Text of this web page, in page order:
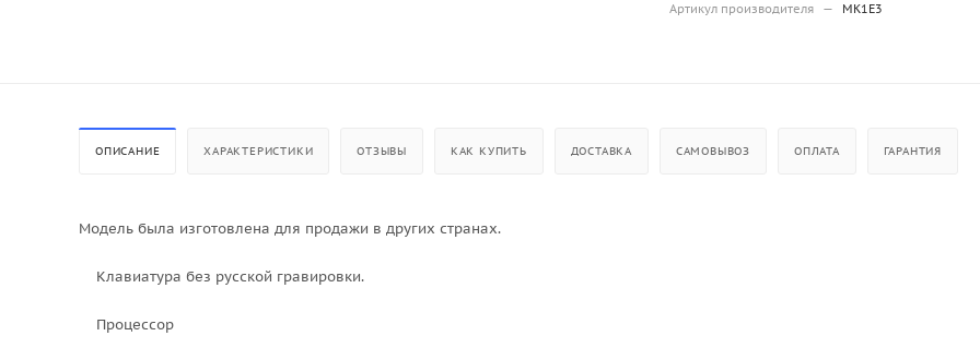
Артикул производителя — MK1E3
ОПИСАНИЕ ХАРАКТЕРИСТИКИ ОТЗЫВЫ КАК КУПИТЬ ДОСТАВКА САМОВЫВОЗ ОПЛАТА ГАРАНТИЯ
Модель была изготовлена для продажи в других странах.
Клавиатура без русской гравировки.
Процессор